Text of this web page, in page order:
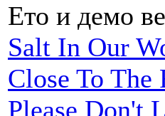
Ето и демо
Salt In Our
Close To The
Please Don't